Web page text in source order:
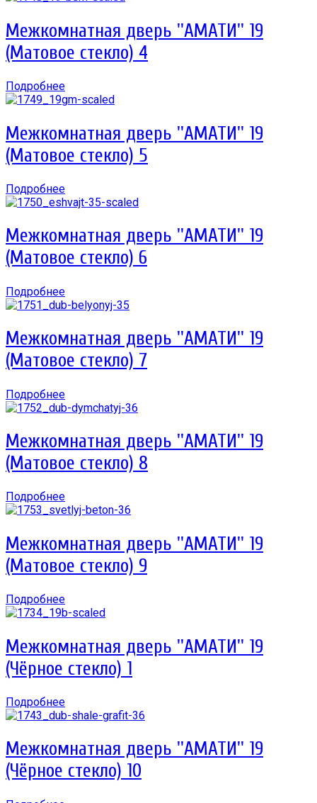
Межкомнатная дверь ''АМАТИ'' 19
(Матовое стекло) 4
Подробнее
Межкомнатная дверь ''АМАТИ'' 19
(Матовое стекло) 5
Подробнее
Межкомнатная дверь ''АМАТИ'' 19
(Матовое стекло) 6
Подробнее
Межкомнатная дверь ''АМАТИ'' 19
(Матовое стекло) 7
Подробнее
Межкомнатная дверь ''АМАТИ'' 19
(Матовое стекло) 8
Подробнее
Межкомнатная дверь ''АМАТИ'' 19
(Матовое стекло) 9
Подробнее
Межкомнатная дверь ''АМАТИ'' 19
(Чёрное стекло) 1
Подробнее
Межкомнатная дверь ''АМАТИ'' 19
(Чёрное стекло) 10